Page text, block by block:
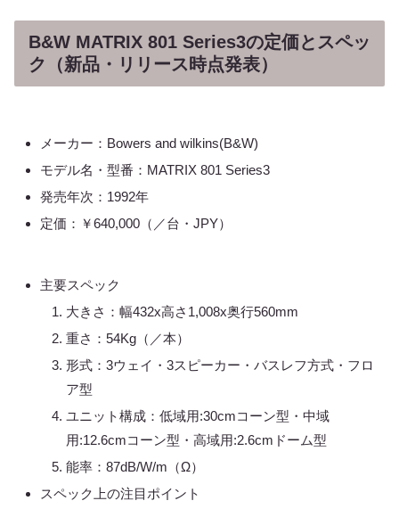
B&W MATRIX 801 Series3の定価とスペッ
ク（新品・リリース時点発表）
メーカー：Bowers and wilkins(B&W)
モデル名・型番：MATRIX 801 Series3
発売年次：1992年
定価：￥640,000（／台・JPY）
主要スペック
大きさ：幅432x高さ1,008x奥行560mm
重さ：54Kg（／本）
形式：3ウェイ・3スピーカー・バスレフ方式・フロ
ア型
ユニット構成：低域用:30cmコーン型・中域
用:12.6cmコーン型・高域用:2.6cmドーム型
能率：87dB/W/m（Ω）
スペック上の注目ポイント